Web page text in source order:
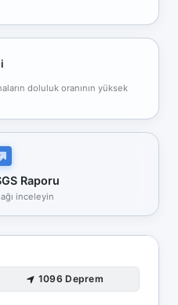
doluluk oranının yüksek
Raporu
inceleyin
1096 Deprem